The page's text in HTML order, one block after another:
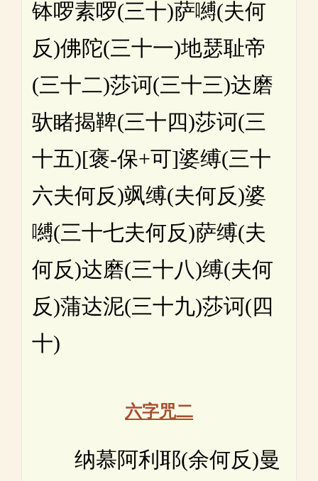
钵啰素啰(三十)萨嚩(夫何
反)佛陀(三十一)地瑟耻帝
(三十二)莎诃(三十三)达磨
驮睹揭鞞(三十四)莎诃(三
十五)[褒-保+可]婆缚(三十
六夫何反)飒缚(夫何反)婆
嚩(三十七夫何反)萨缚(夫
何反)达磨(三十八)缚(夫何
反)蒲达泥(三十九)莎诃(四
十)
六字咒二
纳慕阿利耶(余何反)曼